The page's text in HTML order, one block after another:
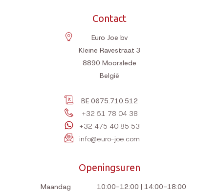
Contact
Euro Joe bv
Kleine Ravestraat 3
8890 Moorslede
België
BE 0675.710.512
+32 51 78 04 38
+32 475 40 85 53
info@euro-joe.com
Openingsuren
Maandag
10:00-12:00 | 14:00-18:00